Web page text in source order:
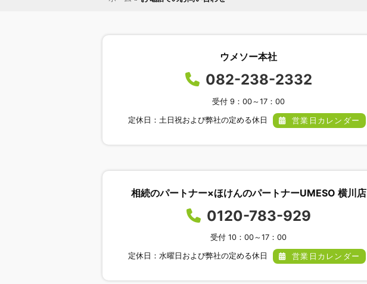
ウメソー本社
082-238-2332
受付 9：00～17：00
定休日：土日祝および弊社の定める休日 営業日カレンダー
相続のパートナー×ほけんのパートナーUMESO 横川店
0120-783-929
受付 10：00～17：00
定休日：水曜日および弊社の定める休日 営業日カレンダー